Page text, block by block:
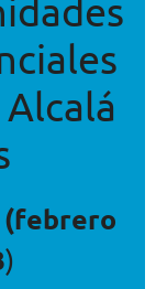
(febrero
)